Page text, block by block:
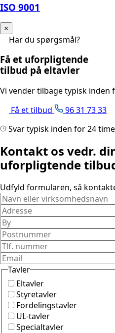
ISO 9001
×
Har du spørgsmål?
Få et uforpligtende
tilbud på eltavler
Vi vender tilbage typisk inden
Få et tilbud
96 31 73 33
Svar typisk inden for 24
Kontakt os vedr.
uforpligtende
Udfyld formularen, så
Tavler
Eltavler
Styretavler
Fordelingstavler
UL-tavler
Specialtavler